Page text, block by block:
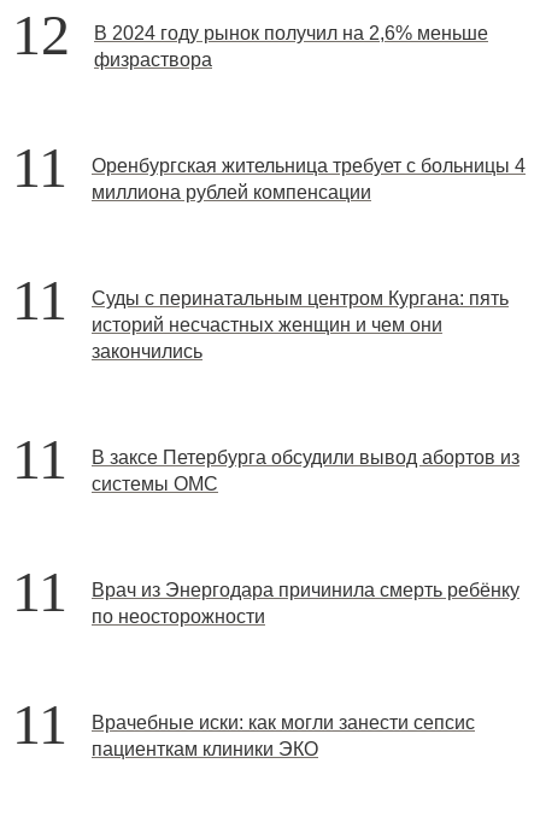
12
В 2024 году рынок получил на 2,6% меньше
физраствора
11
Оренбургская жительница требует с больницы 4
миллиона рублей компенсации
11
Суды с перинатальным центром Кургана: пять
историй несчастных женщин и чем они
закончились
11
В заксе Петербурга обсудили вывод абортов из
системы ОМС
11
Врач из Энергодара причинила смерть ребёнку
по неосторожности
11
Врачебные иски: как могли занести сепсис
пациенткам клиники ЭКО